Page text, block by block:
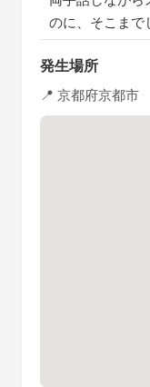
のに、そこまで
発生場所
📍 京都府京都市